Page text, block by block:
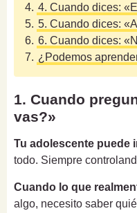
4. 4. Cuando dices:
5. 5. Cuando dices:
6. 6. Cuando dices:
7. ¿Podemos
1. Cuando
vas?»
Tu adolescente puede
todo. Siempre
Cuando lo que
algo, necesito saber